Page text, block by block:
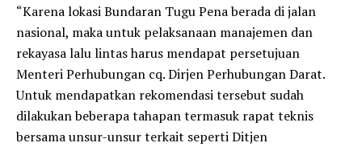
“Karena lokasi Bundaran Tugu Pena berada di jalan
nasional, maka untuk pelaksanaan manajemen dan
rekayasa lalu lintas harus mendapat persetujuan
Menteri Perhubungan cq. Dirjen Perhubungan Darat.
Untuk mendapatkan rekomendasi tersebut sudah
dilakukan beberapa tahapan termasuk rapat teknis
bersama unsur-unsur terkait seperti Ditjen